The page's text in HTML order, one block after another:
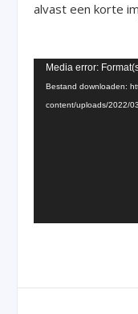
alvast een korte
Videospeler
Media error:
Bestand downloaden:
content/uploads/2022/